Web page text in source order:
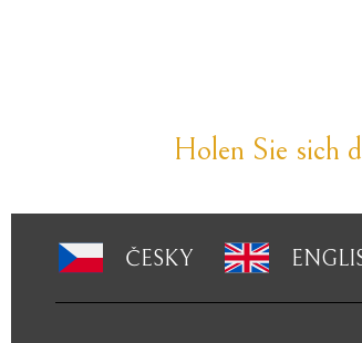
Holen Sie sich
ČESKY